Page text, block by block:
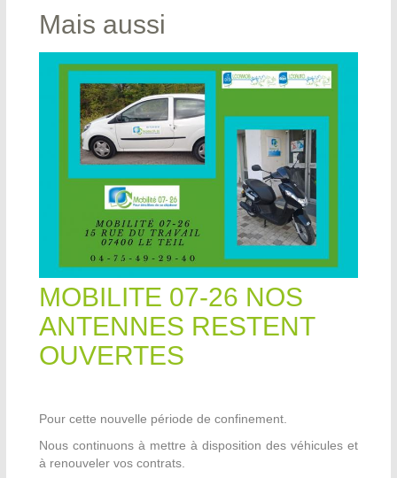
Mais aussi
MOBILITE 07-26 NOS
ANTENNES RESTENT
OUVERTES
Pour cette nouvelle période de confinement.
Nous continuons à mettre à disposition des véhicules et
à renouveler vos contrats.